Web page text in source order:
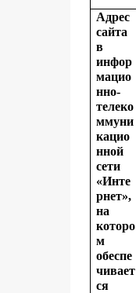
Адрес
сайта
в
инфор
мацио
нно-
телеко
ммуни
кацио
нной
сети
«Инте
рнет»,
на
которо
м
обеспе
чивает
ся